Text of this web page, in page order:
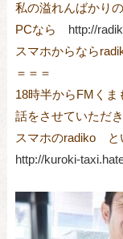
私の溢れんばかり
PCなら http://
スマホからなら
＝＝＝
18時半からFMく
話をさせていただき
http://kuroki-